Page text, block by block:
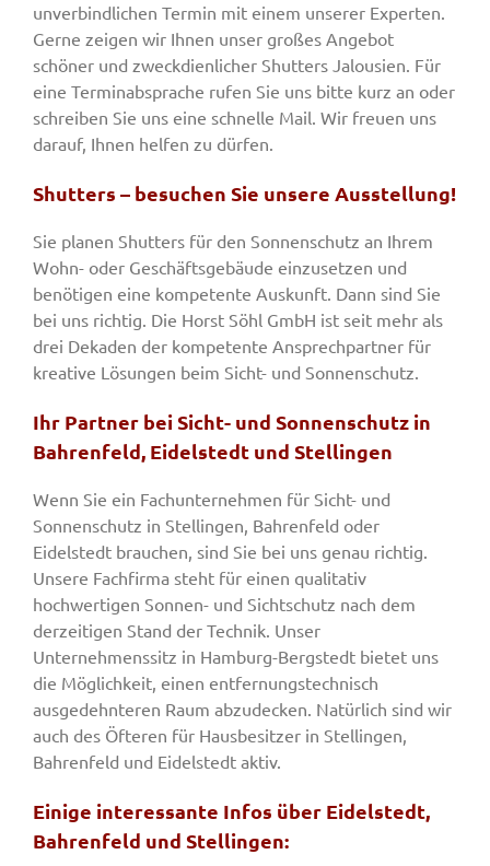
unverbindlichen Termin mit einem unserer Experten.
Gerne zeigen wir Ihnen unser großes Angebot
schöner und zweckdienlicher Shutters Jalousien. Für
eine Terminabsprache rufen Sie uns bitte kurz an oder
schreiben Sie uns eine schnelle Mail. Wir freuen uns
darauf, Ihnen helfen zu dürfen.
Shutters – besuchen Sie unsere Ausstellung!
Sie planen Shutters für den Sonnenschutz an Ihrem
Wohn- oder Geschäftsgebäude einzusetzen und
benötigen eine kompetente Auskunft. Dann sind Sie
bei uns richtig. Die Horst Söhl GmbH ist seit mehr als
drei Dekaden der kompetente Ansprechpartner für
kreative Lösungen beim Sicht- und Sonnenschutz.
Ihr Partner bei Sicht- und Sonnenschutz in
Bahrenfeld, Eidelstedt und Stellingen
Wenn Sie ein Fachunternehmen für Sicht- und
Sonnenschutz in Stellingen, Bahrenfeld oder
Eidelstedt brauchen, sind Sie bei uns genau richtig.
Unsere Fachfirma steht für einen qualitativ
hochwertigen Sonnen- und Sichtschutz nach dem
derzeitigen Stand der Technik. Unser
Unternehmenssitz in Hamburg-Bergstedt bietet uns
die Möglichkeit, einen entfernungstechnisch
ausgedehnteren Raum abzudecken. Natürlich sind wir
auch des Öfteren für Hausbesitzer in Stellingen,
Bahrenfeld und Eidelstedt aktiv.
Einige interessante Infos über Eidelstedt,
Bahrenfeld und Stellingen: